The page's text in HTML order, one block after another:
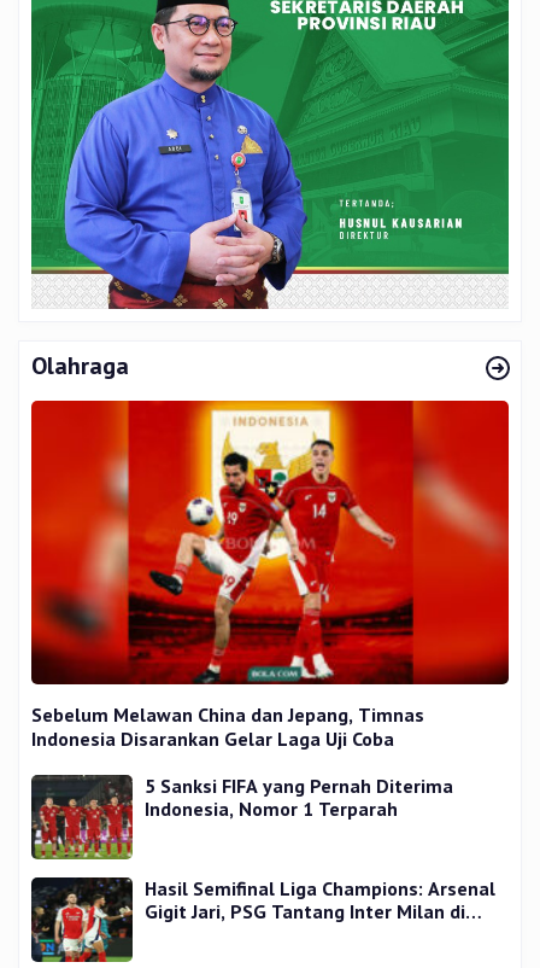
Olahraga
Sebelum Melawan China dan Jepang, Timnas
Indonesia Disarankan Gelar Laga Uji Coba
5 Sanksi FIFA yang Pernah Diterima
Indonesia, Nomor 1 Terparah
Hasil Semifinal Liga Champions: Arsenal
Gigit Jari, PSG Tantang Inter Milan di